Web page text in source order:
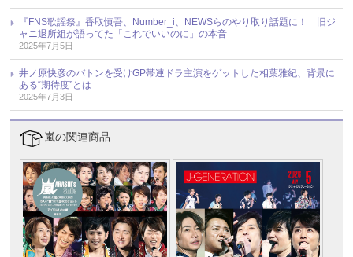
『FNS歌謡祭』香取慎吾、Number_i、NEWSらのやり取り話題に！ 旧ジ
ャニ退所組が語ってた「これでいいのに」の本音
2025年7月5日
井ノ原快彦のバトンを受けGP帯連ドラ主演をゲットした相葉雅紀、背景に
ある“期待度”とは
2025年7月3日
嵐の関連商品